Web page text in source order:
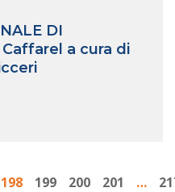
DI
Caffarel a cura di
198 199 200 201 …